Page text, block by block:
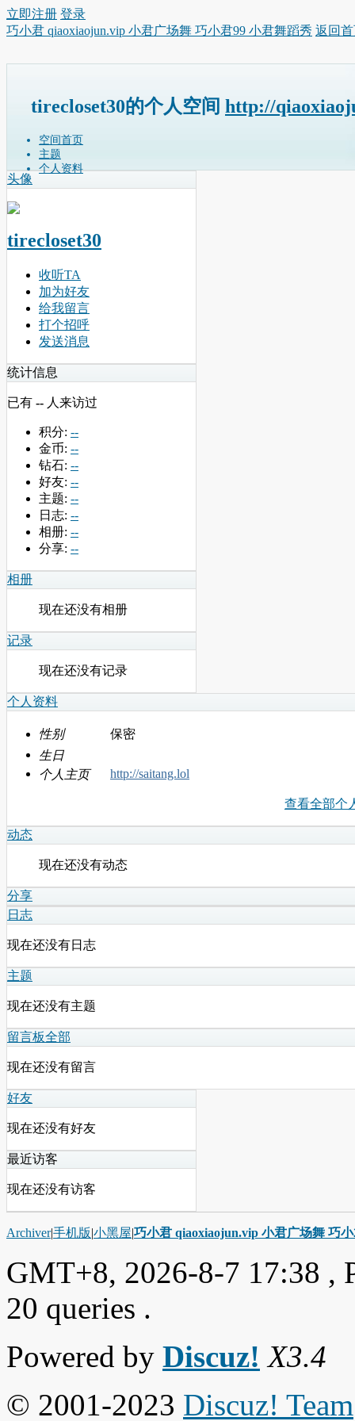
立即注册 登录
巧小君 qiaoxiaojun.vip 小君广场舞 巧小君99 小君舞蹈秀 返回
tirecloset30的个人空间 http://
空间首页
主题
个人资料
头像
tirecloset30
收听TA
加为好友
给我留言
打个招呼
发送消息
统计信息
已有 -- 人来访过
积分: --
金币: --
钻石: --
好友: --
主题: --
日志: --
相册: --
分享: --
相册
现在还没有相册
记录
现在还没有记录
个人资料
性别
保密
生日
个人主页
http://saitang.lol
查看全部个
动态
现在还没有动态
分享
日志
现在还没有日志
主题
现在还没有主题
留言板全部
现在还没有留言
好友
现在还没有好友
最近访客
现在还没有访客
Archiver|手机版|小黑屋|巧小君 qiaoxiaojun.vip 小君广场舞 巧
GMT+8, 2026-8-7 17:38 ,
20 queries .
Powered by Discuz! X3.4
© 2001-2023 Discuz! Team